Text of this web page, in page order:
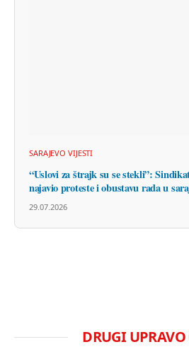
SARAJEVO VIJESTI
“Uslovi za štrajk su se stekli”:
najavio proteste i obustavu rada u
29.07.2026
DRUGI UPRAVO